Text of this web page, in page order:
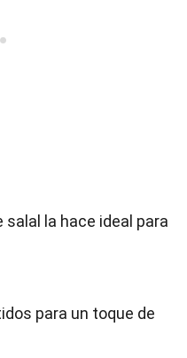
salal la hace ideal para
para un toque de